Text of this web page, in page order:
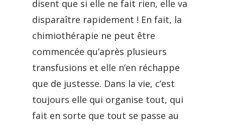
disent que si elle ne fait rien, elle va
disparaître rapidement ! En fait, la
chimiothérapie ne peut être
commencée qu’après plusieurs
transfusions et elle n’en réchappe
que de justesse. Dans la vie, c’est
toujours elle qui organise tout, qui
fait en sorte que tout se passe au